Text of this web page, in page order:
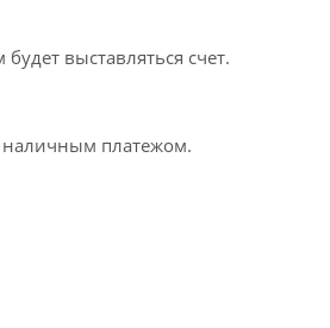
выставляться счет.
платежом.